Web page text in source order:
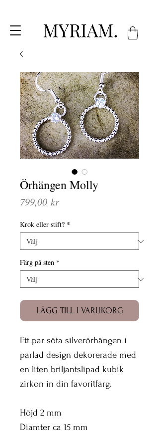
Örhängen Molly
799,00 krPris
Krok eller stift? *
Färg på sten *
LÄGG TILL I VARUKORG
Ett par söta silverörhängen i
pärlad design dekorerade med
en liten briljantslipad kubik
zirkon in din favoritfärg.
Höjd 2 mm
Diamter ca 15 mm